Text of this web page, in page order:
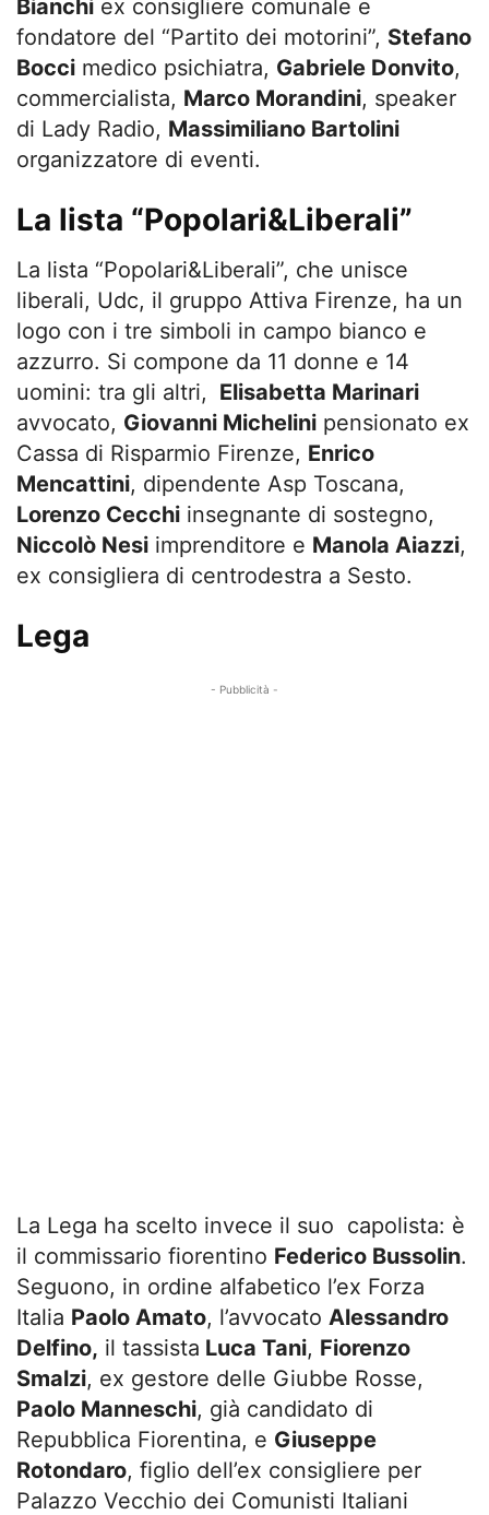
Bianchi ex consigliere comunale e
fondatore del “Partito dei motorini”, Stefano
Bocci medico psichiatra, Gabriele Donvito,
commercialista, Marco Morandini, speaker
di Lady Radio, Massimiliano Bartolini
organizzatore di eventi.
La lista “Popolari&Liberali”
La lista “Popolari&Liberali”, che unisce
liberali, Udc, il gruppo Attiva Firenze, ha un
logo con i tre simboli in campo bianco e
azzurro. Si compone da 11 donne e 14
uomini: tra gli altri, Elisabetta Marinari
avvocato, Giovanni Michelini pensionato ex
Cassa di Risparmio Firenze, Enrico
Mencattini, dipendente Asp Toscana,
Lorenzo Cecchi insegnante di sostegno,
Niccolò Nesi imprenditore e Manola Aiazzi,
ex consigliera di centrodestra a Sesto.
Lega
- Pubblicità -
La Lega ha scelto invece il suo capolista: è
il commissario fiorentino Federico Bussolin.
Seguono, in ordine alfabetico l’ex Forza
Italia Paolo Amato, l’avvocato Alessandro
Delfino, il tassista Luca Tani, Fiorenzo
Smalzi, ex gestore delle Giubbe Rosse,
Paolo Manneschi, già candidato di
Repubblica Fiorentina, e Giuseppe
Rotondaro, figlio dell’ex consigliere per
Palazzo Vecchio dei Comunisti Italiani